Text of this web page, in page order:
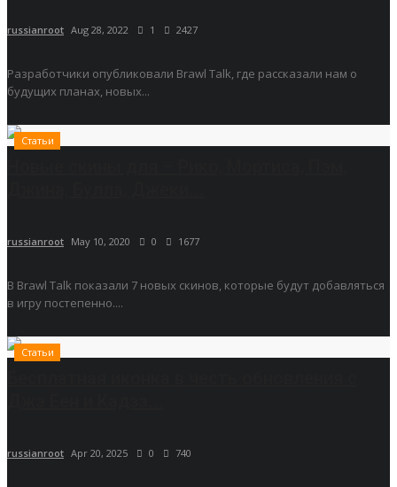
russianroot Aug 28, 2022 1 2427
Разработчики опубликовали Brawl Talk, где рассказали нам о
будущих планах, новых...
Статьи
russianroot May 10, 2020 0 1677
В Brawl Talk показали 7 новых скинов, которые будут добавляться
в игру постепенно....
Статьи
russianroot Apr 20, 2025 0 740